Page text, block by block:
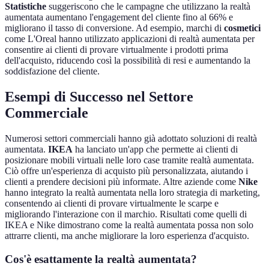
Statistiche suggeriscono che le campagne che utilizzano la realtà
aumentata aumentano l'engagement del cliente fino al 66% e
migliorano il tasso di conversione. Ad esempio, marchi di cosmetici
come L'Oreal hanno utilizzato applicazioni di realtà aumentata per
consentire ai clienti di provare virtualmente i prodotti prima
dell'acquisto, riducendo così la possibilità di resi e aumentando la
soddisfazione del cliente.
Esempi di Successo nel Settore
Commerciale
Numerosi settori commerciali hanno già adottato soluzioni di realtà
aumentata. IKEA ha lanciato un'app che permette ai clienti di
posizionare mobili virtuali nelle loro case tramite realtà aumentata.
Ciò offre un'esperienza di acquisto più personalizzata, aiutando i
clienti a prendere decisioni più informate. Altre aziende come Nike
hanno integrato la realtà aumentata nella loro strategia di marketing,
consentendo ai clienti di provare virtualmente le scarpe e
migliorando l'interazione con il marchio. Risultati come quelli di
IKEA e Nike dimostrano come la realtà aumentata possa non solo
attrarre clienti, ma anche migliorare la loro esperienza d'acquisto.
Cos'è esattamente la realtà aumentata?